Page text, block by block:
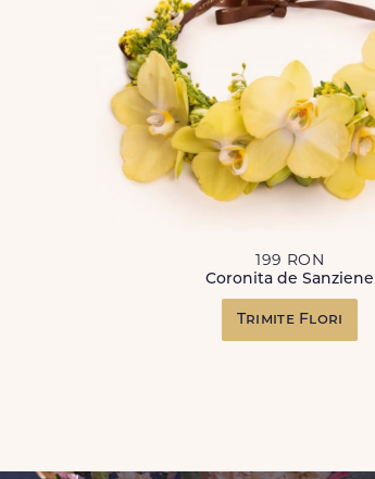
199 RON
Coronita de Sanziene
Trimite Flori